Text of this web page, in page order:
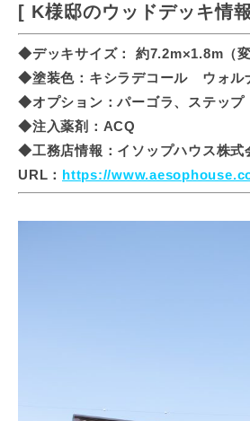
[ K様邸のウッドデッキ情
◆デッキサイズ： 約7.2m×1.8m（変
◆塗装色：キシラデコール ウォル
◆オプション：パーゴラ、ステップ
◆注入薬剤：ACQ
◆工務店情報：イソップハウス株
URL： https://